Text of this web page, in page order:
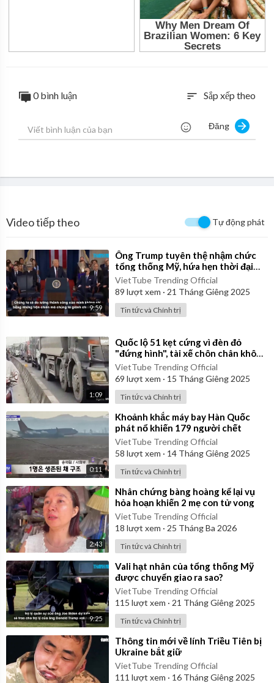
0 bình luận sort Sắp xếp theo
Đăng
Video tiếp theo Tự động phát
9:59
⁣Ông Trump tuyên thệ nhậm chức
tổng thống Mỹ, hứa hẹn thời đại
"hoàng kim"
VietTube Trending Official
89 lượt xem · 21 Tháng Giêng 2025
Tin tức và Chính trị
1:09
⁣Quốc lộ 51 kẹt cứng vì đèn đỏ
"đứng hình", tài xế chôn chân không
dám vượt
VietTube Trending Official
69 lượt xem · 15 Tháng Giêng 2025
Tin tức và Chính trị
0:11
⁣Khoảnh khắc máy bay Hàn Quốc
phát nổ khiến 179 người chết
VietTube Trending Official
58 lượt xem · 14 Tháng Giêng 2025
Tin tức và Chính trị
2:43
⁣Nhân chứng bàng hoàng kể lại vụ
hỏa hoạn khiến 2 mẹ con tử vong
VietTube Trending Official
18 lượt xem · 25 Tháng Ba 2026
Tin tức và Chính trị
9:25
⁣Vali hạt nhân của tổng thống Mỹ
được chuyển giao ra sao?
VietTube Trending Official
115 lượt xem · 21 Tháng Giêng 2025
Tin tức và Chính trị
⁣Thông tin mới về lính Triều Tiên bị
Ukraine bắt giữ
VietTube Trending Official
111 lượt xem · 16 Tháng Giêng 2025